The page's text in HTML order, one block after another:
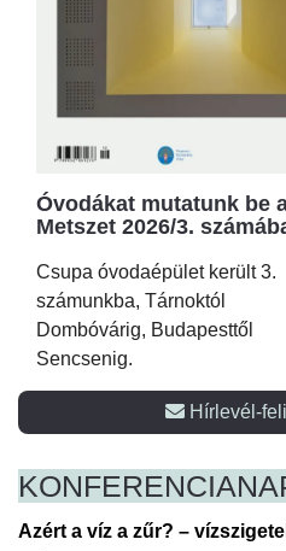
Óvodákat mutatunk be
Metszet 2026/3.
Csupa óvodaépület került 3.
számunkba, Tárnoktól
Dombóvárig, Budapesttől
Sencsenig.
Hírlevél-
KONFERENCIA
Azért a víz a zűr? –